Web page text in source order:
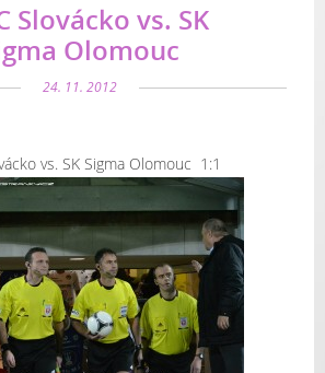
Slovácko vs. SK
Olomouc
24. 11. 2012
vs. SK Sigma Olomouc 1:1